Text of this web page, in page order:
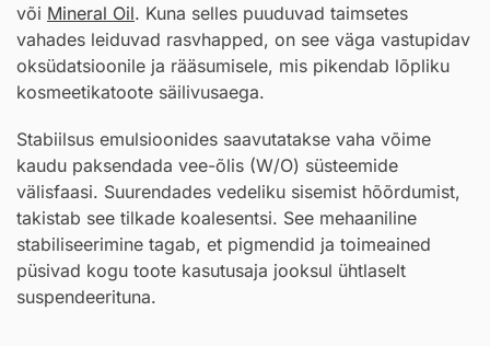
või Mineral Oil. Kuna selles puuduvad taimsetes
vahades leiduvad rasvhapped, on see väga vastupidav
oksüdatsioonile ja rääsumisele, mis pikendab lõpliku
kosmeetikatoote säilivusaega.
Stabiilsus emulsioonides saavutatakse vaha võime
kaudu paksendada vee-õlis (W/O) süsteemide
välisfaasi. Suurendades vedeliku sisemist hõõrdumist,
takistab see tilkade koalesentsi. See mehaaniline
stabiliseerimine tagab, et pigmendid ja toimeained
püsivad kogu toote kasutusaja jooksul ühtlaselt
suspendeerituna.